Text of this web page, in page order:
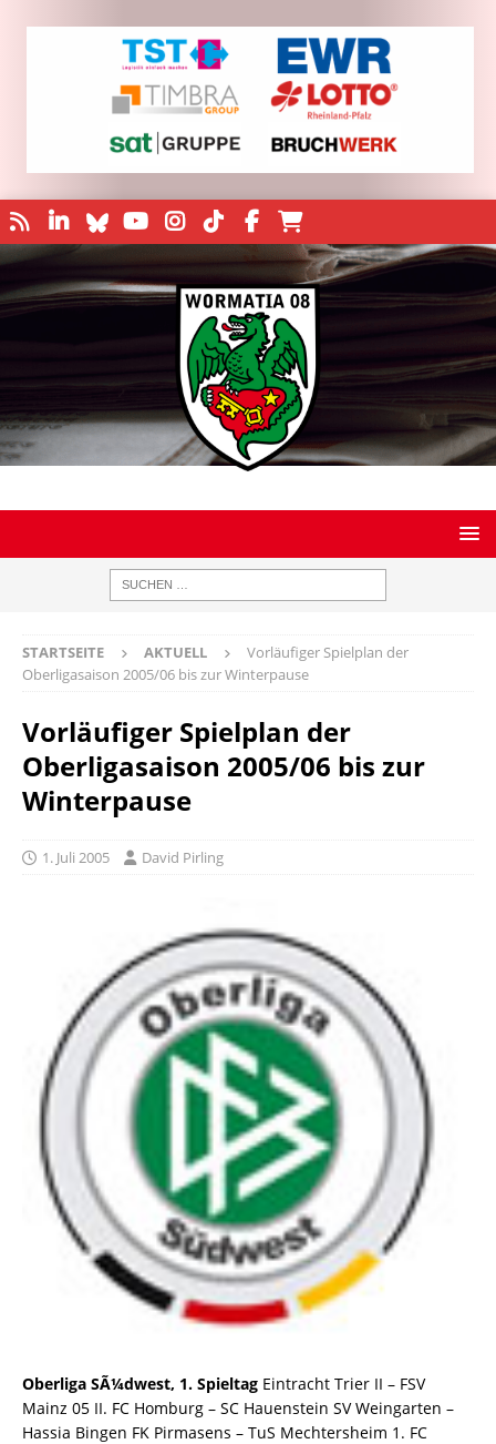
STARTSEITE AKTUELL
Vorläufiger Spielplan der
Oberligasaison 2005/06 bis zur Winterpause
Vorläufiger Spielplan der
Oberligasaison 2005/06 bis zur
Winterpause
1. Juli 2005 David Pirling
Oberliga SÃ¼dwest, 1. Spieltag Eintracht Trier II – FSV
Mainz 05 II. FC Homburg – SC Hauenstein SV Weingarten –
Hassia Bingen FK Pirmasens – TuS Mechtersheim 1. FC